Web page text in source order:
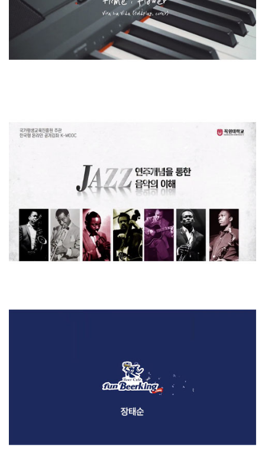
[2019] 용인문화재단 / 공연 영상 제작 (2019 용인 버..
etc
etc
[2020] 펀비어킹 / 포럼 영상 제작 (장태순)